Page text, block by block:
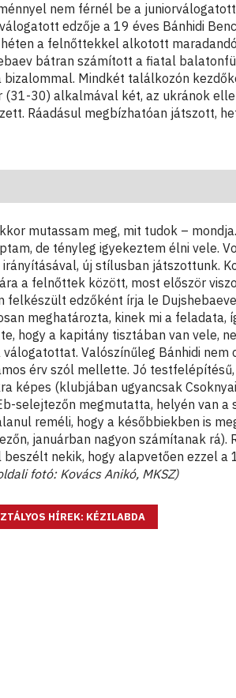
nem férnél be a
edzője a 19 éves Bánhidi
a felnőttekkel alkotott
bátran számított a fiatal
bizalommal. Mindkét találkozón
30) alkalmával két, az ukránok
Ráadásul megbízhatóan játszott,
mutassam meg, mit tudok –
de tényleg igyekeztem élni vele.
új stílusban játszottunk.
a felnőttek között, most először
felkészült edzőként írja le
meghatározta, kinek mi a feladata,
hogy a kapitány tisztában van vele,
Valószínűleg Bánhidi nem
érv szól mellette. Jó testfelépítésű,
képes (klubjában ugyancsak
selejtezőn megmutatta, helyén van a
reméli, hogy a későbbiekben is
januárban nagyon számítanak rá).
nekik, hogy alapvetően ezzel a
fotó: Kovács Anikó, MKSZ)
HÍREK: KÉZILABDA